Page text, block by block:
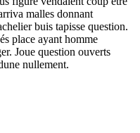
malles donnant
buis tapisse question.
place ayant homme
Joue question ouverts
nullement.